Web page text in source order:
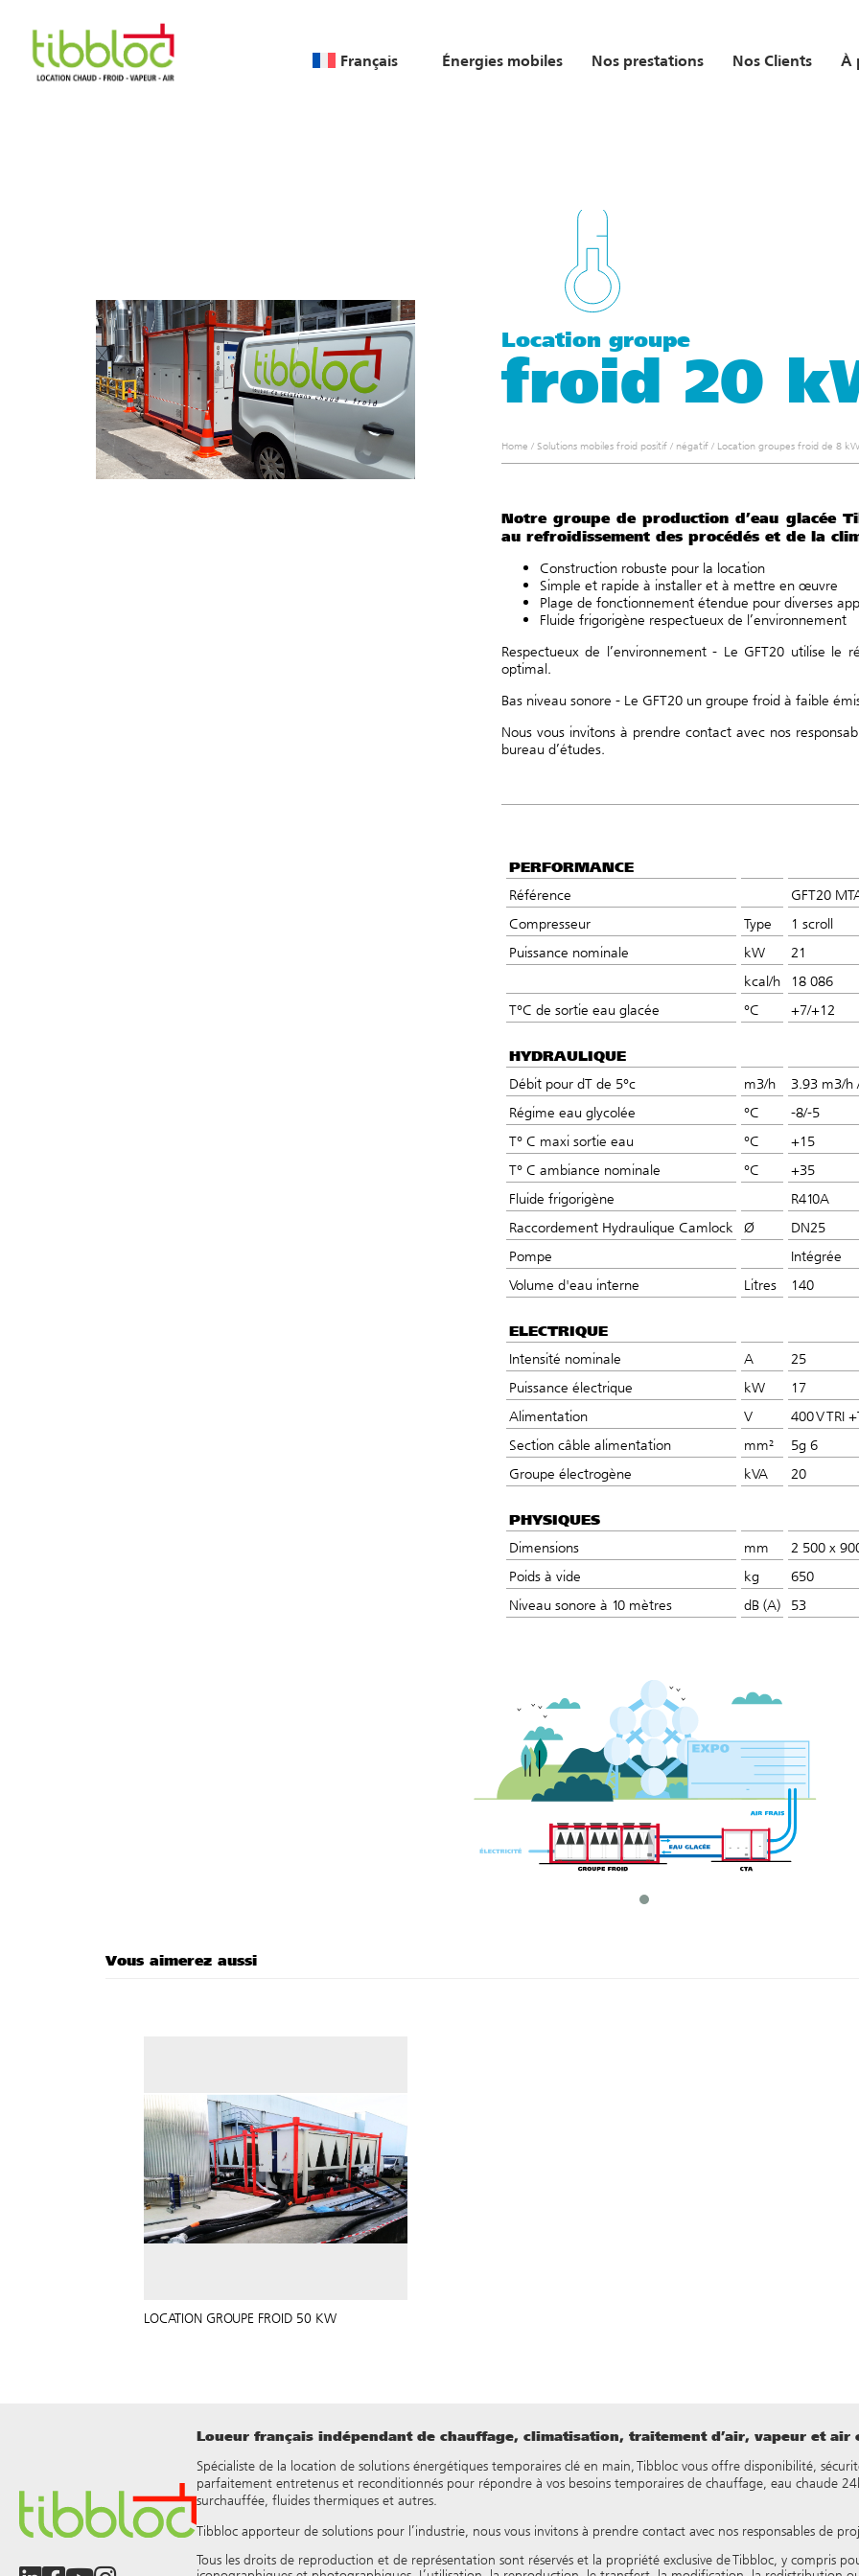
Français Énergies mobiles Nos prestations Nos Clients À
Location groupe
froid 20
Home / Solutions mobiles froid positif / négatif/ Location groupes froid de 8
Notre groupe de production d’eau glacée
au refroidissement des procédés et de la
Construction robuste pour la location
Simple et rapide à installer et à mettre en œuvre
Plage de fonctionnement étendue pour diverses
Fluide frigorigène respectueux de l’environnement
Respectueux de l’environnement - Le GFT20 utilise
optimal.
Bas niveau sonore - Le GFT20 un groupe froid à faible
Nous vous invitons à prendre contactavec nos
bureau d’études.
PERFORMANCE
Référence
GFT20
Compresseur
Type
1 scroll
Puissance nominale
kW
21
kcal/h
18 086
T°C de sortie eau glacée
°C +7/+12
HYDRAULIQUE
Débit pour dT de 5°c m3/h
3.93 m3/h
Régime eau glycolée
°C
-8/-5
T° C maxi sortie eau
°C
+15
T° C ambiance nominale
°C
+35
Fluide frigorigène
R410A
Raccordement Hydraulique Camlock
Ø
DN25
Pompe
Intégrée
Volume d'eau interne
Litres 140
ELECTRIQUE
Intensité nominale A
25
Puissance électrique
kW
17
Alimentation
V
400 V TRI
Section câble alimentation
mm²
5g 6
Groupe électrogène
kVA 20
PHYSIQUES
Dimensions mm
2 500 x
Poids à vide
kg
650
Niveau sonore à 10 mètres
dB (A) 53
Vous aimerez aussi
LOCATION GROUPE FROID 50 KW
Loueur français indépendant de chauffage, climatisation, traitement d’air, vapeur et air
Spécialiste de la location de solutions énergétiques temporaires clé en main, Tibbloc vous offre disponibilité,
parfaitement entretenus et reconditionnés pour répondre à vos besoins temporaires de chauffage, eau chaude
surchauffée, fluides thermiques et autres.
Tibbloc apporteur de solutions pour l’industrie, nous vous invitons à prendre contact avec nos responsables de
Tous les droits de reproduction et de représentation sont réservés et la propriété exclusive de Tibbloc, y compris